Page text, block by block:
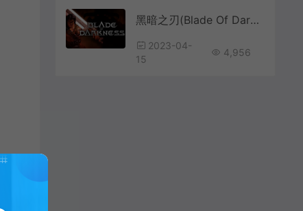
黑暗之刃(Blade Of Darkness)简中|PC|ACT|硬核奇幻动作冒险游戏
2023-04-
15
4,956